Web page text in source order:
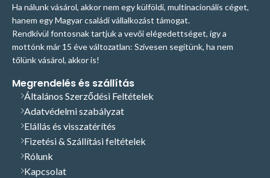
Ha nálunk vásárol, akkor nem egy külföldi, multinacionális céget,
hanem egy Magyar családi vállalkozást támogat.
Rendkívül fontosnak tartjuk a vevői elégedettséget, így a
mottónk már 15 éve változatlan: Szívesen segítünk, ha nem
tőlünk vásárol, akkor is!
Megrendelés és szállítás
Általános Szerződési Feltételek
Adatvédelmi szabályzat
Elállás és visszatérítés
Fizetési & Szállítási feltételek
Rólunk
Kapcsolat